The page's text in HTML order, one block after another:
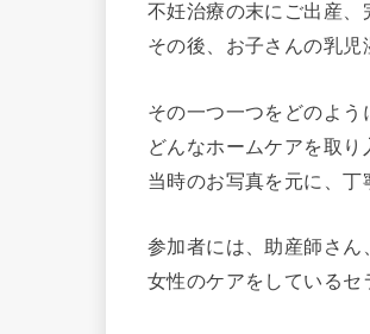
不妊治療の末にご出産、
その後、お子さんの乳児
その一つ一つをどのよう
どんなホームケアを取り
当時のお写真を元に、丁
参加者には、助産師さん
女性のケアをしているセ